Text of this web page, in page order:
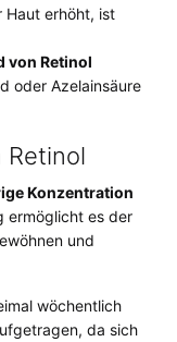
Haut erhöht, ist
von Retinol
oder Azelainsäure
Retinol
Konzentration
ermöglicht es der
und
wöchentlich
da sich